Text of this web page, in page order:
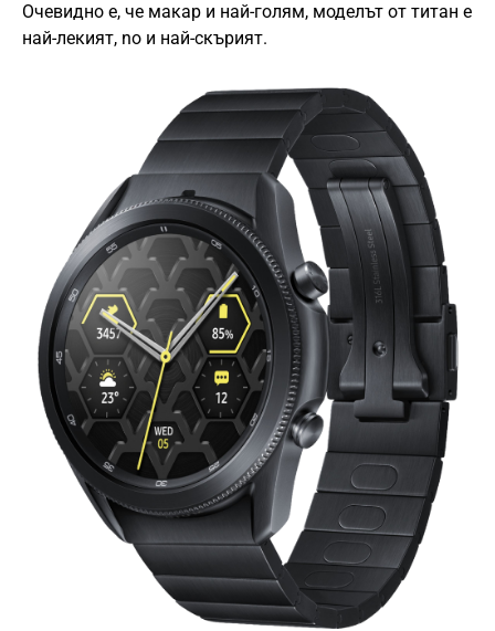
Очевидно е, че макар и най-голям, моделът от титан е
най-лекият, no и най-скъpият.